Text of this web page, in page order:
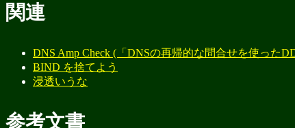
関連
DNS Amp Check (「DNSの再帰的な問合せを使った
BIND を捨てよう
浸透いうな
参考文書